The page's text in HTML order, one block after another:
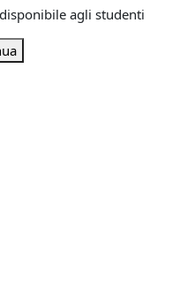
agli studenti